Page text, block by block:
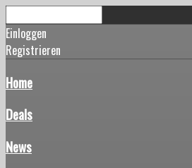
Einloggen
Registrieren
Home
Deals
News